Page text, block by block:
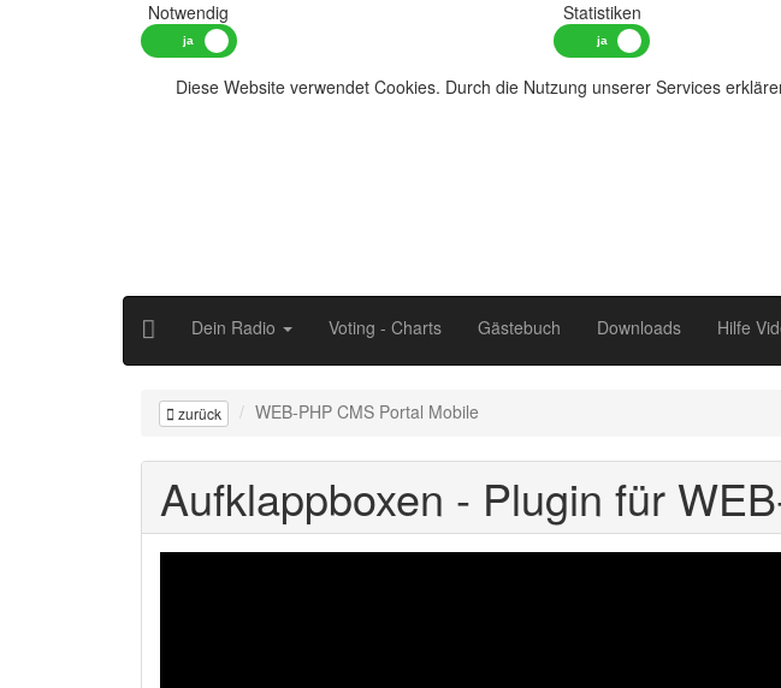
Notwendig Statistiken
Diese Website verwendet Cookies. Durch die Nutzung unserer Services
Dein Radio Voting - Charts Gästebuch Downloads Hilfe
zurück WEB-PHP CMS Portal Mobile
Aufklappboxen - Plugin für